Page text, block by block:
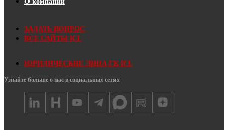
ЗАДАТЬ ВОПРОС
ВСЕ САЙТЫ ICL
ЮРИДИЧЕСКИЕ ЛИЦА ГК ICL
Узнайте больше о нас в социальных сетях